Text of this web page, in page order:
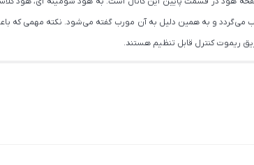
در زاویه ۴۵ درجه اجاق گاز نصب می‌گردد و به همین دلیل به آن مورب گفته
ریموت کنترل قابل تنظیم هستند.